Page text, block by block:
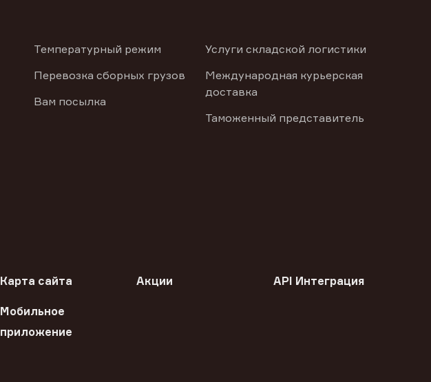
Температурный режим
Перевозка сборных грузов
Вам посылка
Услуги складской логистики
Международная курьерская
доставка
Таможенный представитель
Карта сайта Акции API Интеграция
Мобильное
приложение